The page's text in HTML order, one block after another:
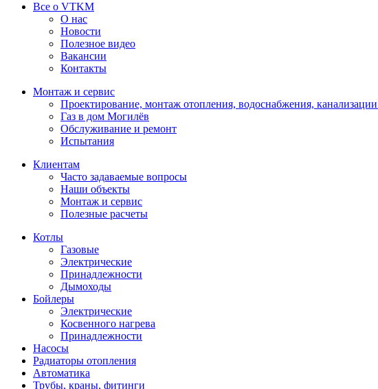
Все о VTKM
О нас
Новости
Полезное видео
Вакансии
Контакты
Монтаж и сервис
Проектирование, монтаж отопления, водоснабжения,
Газ в дом Могилёв
Обслуживание и ремонт
Испытания
Клиентам
Часто задаваемые вопросы
Наши объекты
Монтаж и сервис
Полезные расчеты
Котлы
Газовые
Электрические
Принадлежности
Дымоходы
Бойлеры
Электрические
Косвенного нагрева
Принадлежности
Насосы
Радиаторы отопления
Автоматика
Трубы, краны, фитинги